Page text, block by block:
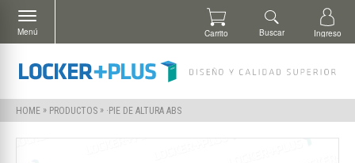
HOME » PRODUCTOS » ·PIE DE ALTURA ABS
Menú Carrito Buscar Ingreso